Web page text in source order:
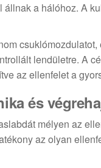
a hálóhoz. A
lendületre. A
az ellenfelet a
és
mélyen az
az olyan